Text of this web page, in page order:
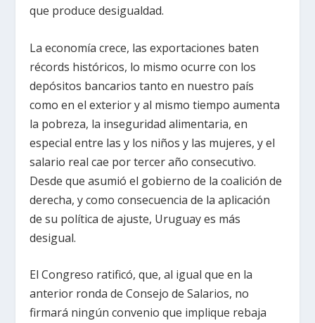
que produce desigualdad.
La economía crece, las exportaciones baten
récords históricos, lo mismo ocurre con los
depósitos bancarios tanto en nuestro país
como en el exterior y al mismo tiempo aumenta
la pobreza, la inseguridad alimentaria, en
especial entre las y los niños y las mujeres, y el
salario real cae por tercer año consecutivo.
Desde que asumió el gobierno de la coalición de
derecha, y como consecuencia de la aplicación
de su política de ajuste, Uruguay es más
desigual.
El Congreso ratificó, que, al igual que en la
anterior ronda de Consejo de Salarios, no
firmará ningún convenio que implique rebaja